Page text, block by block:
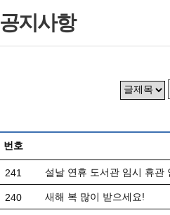
공지사항
번호
241 설날 연휴 도서관 임시 휴관
240 새해 복 많이 받으세요!